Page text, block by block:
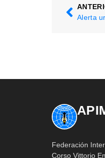
Alerta
Federación
Corso Vittorio